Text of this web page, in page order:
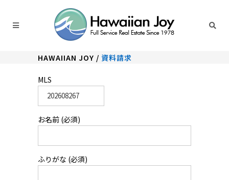
HAWAIIAN JOY / 資料請求
MLS
お名前 (必須)
ふりがな (必須)